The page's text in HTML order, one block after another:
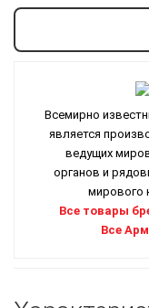
Всемирно
является
ведущих
органов и
мирового
Все товары
Все